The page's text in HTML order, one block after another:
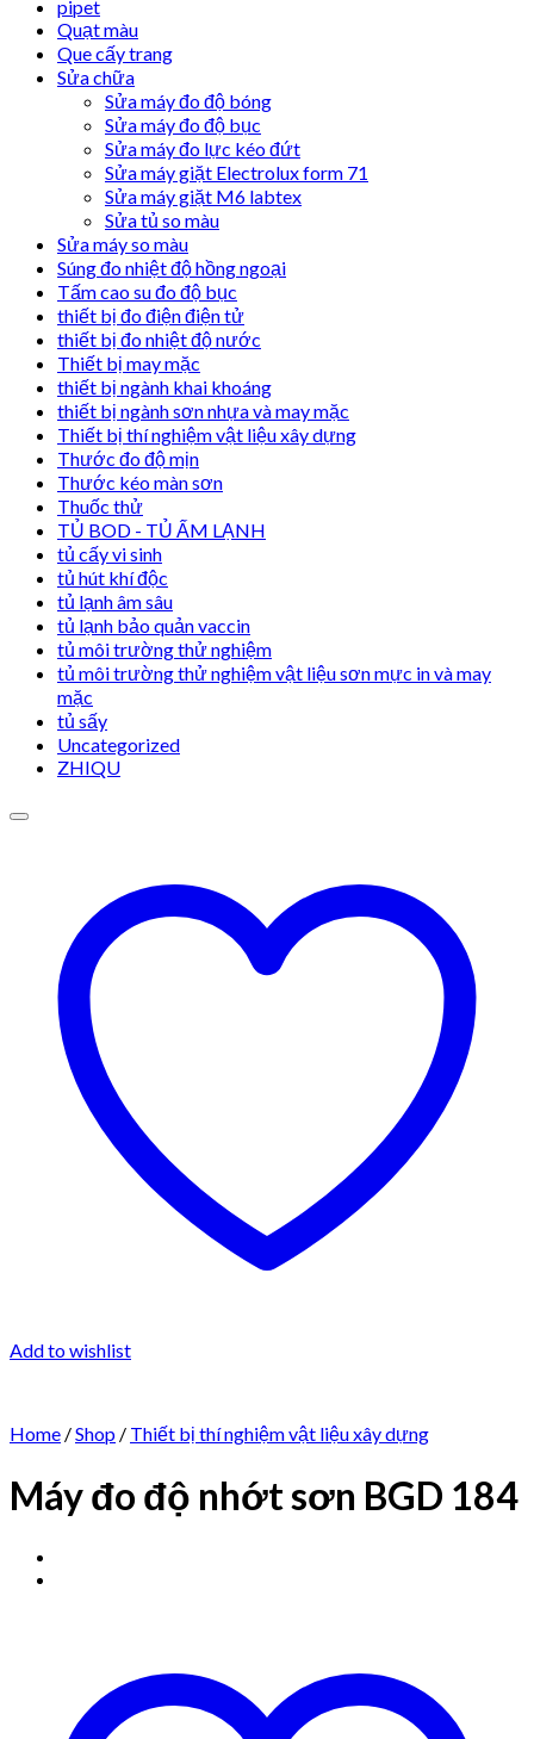
pipet
Quạt màu
Que cấy trang
Sửa chữa
Sửa máy đo độ bóng
Sửa máy đo độ bục
Sửa máy đo lực kéo đứt
Sửa máy giặt Electrolux form 71
Sửa máy giặt M6 labtex
Sửa tủ so màu
Sửa máy so màu
Súng đo nhiệt độ hồng ngoại
Tấm cao su đo độ bục
thiết bị đo điện điện tử
thiết bị đo nhiệt độ nước
Thiết bị may mặc
thiết bị ngành khai khoáng
thiết bị ngành sơn nhựa và may mặc
Thiết bị thí nghiệm vật liệu xây dựng
Thước đo độ mịn
Thước kéo màn sơn
Thuốc thử
TỦ BOD - TỦ ẤM LẠNH
tủ cấy vi sinh
tủ hút khí độc
tủ lạnh âm sâu
tủ lạnh bảo quản vaccin
tủ môi trường thử nghiệm
tủ môi trường thử nghiệm vật liệu sơn mực in và may
mặc
tủ sấy
Uncategorized
ZHIQU
Add to wishlist
Home /Shop / Thiết bị thí nghiệm vật liệu xây dựng
Máy đo độ nhớt sơn BGD 184